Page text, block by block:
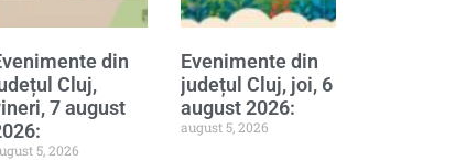
din
Cluj,
7 august
5, 2026
Evenimente din
județul Cluj, joi, 6
august 2026:
august 5, 2026